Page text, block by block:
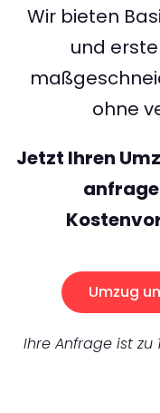
Wir bieten
und
ohne
Jetzt Ihren
Umzug
Ihre Anfrage ist zu